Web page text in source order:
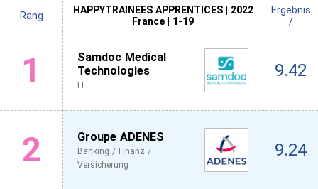
Rang
HAPPYTRAINEES APPRENTICES | 2022
France | 1-19
Ergebnis
/
1
Samdoc Medical
Technologies
IT
9.42
2 Groupe ADENES
Banking / Finanz /
Versicherung
9.24